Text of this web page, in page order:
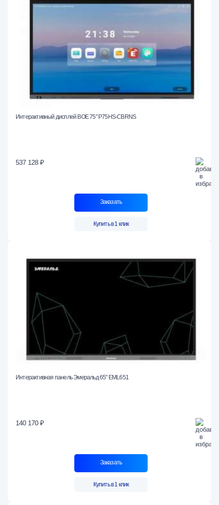
Интерактивный дисплей BOE 75" P75HS-CBRNS
537 128 ₽
Заказать
Купить в 1 клик
Интерактивная панель Эмеральд 65" EML651
140 170 ₽
Заказать
Купить в 1 клик